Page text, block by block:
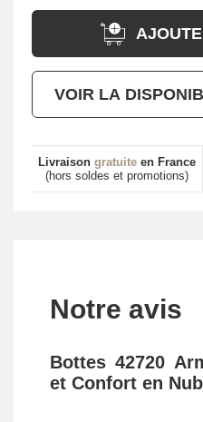
VOIR LA
Livraison gratuite en France
(hors soldes et promotions)
Notre avis
Bottes 42720
et Confort en